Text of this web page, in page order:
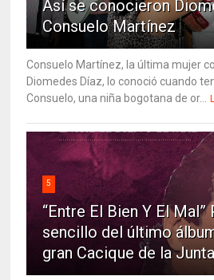
Así se conocieron
Consuelo Martínez
Consuelo Martínez, la última mujer
Diomedes Díaz, lo conoció cuando
Consuelo, una niña bogotana de or...
5
“Entre El Bien Y El Mal”
sencillo del último
gran Cacique de la